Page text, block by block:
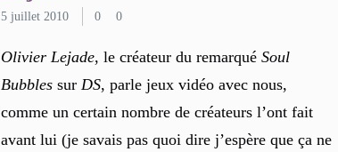
5 juillet 2010 0 0
Olivier Lejade, le créateur du remarqué Soul
Bubbles sur DS, parle jeux vidéo avec nous,
comme un certain nombre de créateurs l’ont fait
avant lui (je savais pas quoi dire j’espère que ça ne